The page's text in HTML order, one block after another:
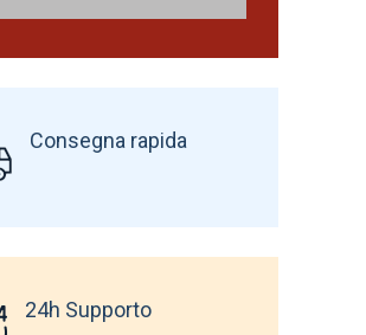
Consegna rapida
24h Supporto